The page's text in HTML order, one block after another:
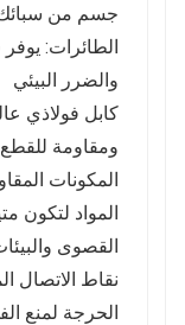
جسم من سبائك
الطائرات: يوفر
والضرر البيئي
كابل فولاذي
ومقاومة للقطع
المكونات
المواد لتكون
القصوى
نقاط الاتصال
الحرجة لمنع